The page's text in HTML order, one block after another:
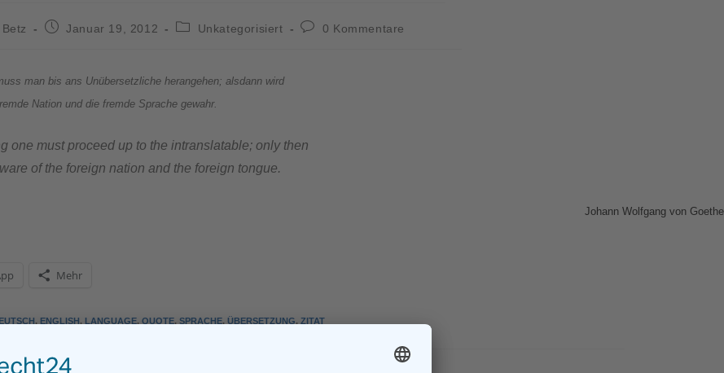
Januar 19, 2012 Unkategorisiert 0 Kommentare
man bis ans Unübersetzliche herangehen; alsdann wird
Nation und die fremde Sprache gewahr.
one must proceed up to the intranslatable; only then
of the foreign nation and the foreign tongue.
Johann Wolfgang von Goethe
Mehr
, ENGLISH, LANGUAGE, QUOTE, SPRACHE, ÜBERSETZUNG, ZITAT